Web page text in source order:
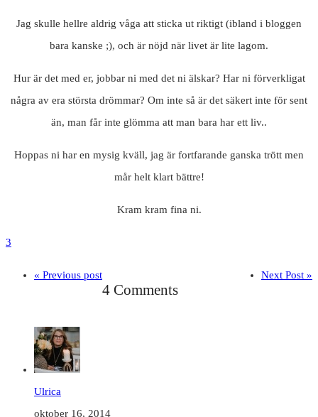
Jag skulle hellre aldrig våga att sticka ut riktigt (ibland i bloggen
bara kanske ;), och är nöjd när livet är lite lagom.
Hur är det med er, jobbar ni med det ni älskar? Har ni förverkligat
några av era största drömmar? Om inte så är det säkert inte för sent
än, man får inte glömma att man bara har ett liv..
Hoppas ni har en mysig kväll, jag är fortfarande ganska trött men
mår helt klart bättre!
Kram kram fina ni.
3
« Previous post Next Post »
4 Comments
Ulrica
oktober 16, 2014